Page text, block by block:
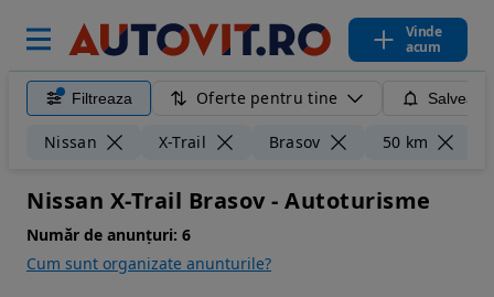
Vinde
acum
Filtreaza Oferte pentru tine
Nissan X-Trail Brasov 50 km
Nissan X-Trail Brasov - Autoturisme
Număr de anunțuri: 6
Cum sunt organizate anunturile?